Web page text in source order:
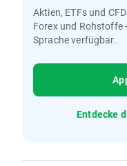
Aktien, ETFs und
Forex und Rohstoffe
Sprache verfügbar.
Entdecke